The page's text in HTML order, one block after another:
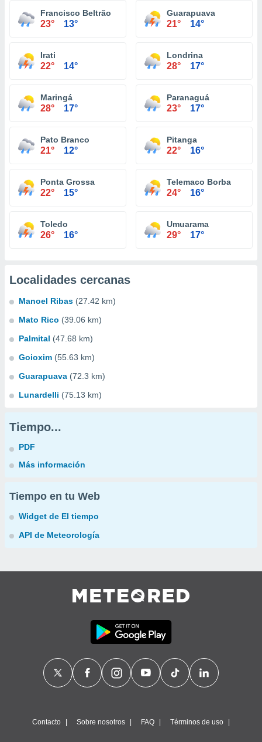
Francisco Beltrão
23° 13°
Guarapuava
21° 14°
Irati
22° 14°
Londrina
28° 17°
Maringá
28° 17°
Paranaguá
23° 17°
Pato Branco
21° 12°
Pitanga
22° 16°
Ponta Grossa
22° 15°
Telemaco Borba
24° 16°
Toledo
26° 16°
Umuarama
29° 17°
Localidades cercanas
Manoel Ribas (27.42 km)
Mato Rico (39.06 km)
Palmital (47.68 km)
Goioxim (55.63 km)
Guarapuava (72.3 km)
Lunardelli (75.13 km)
Tiempo...
PDF
Más información
Tiempo en tu Web
Widget de El tiempo
API de Meteorología
Contacto Sobre nosotros FAQ Términos de uso